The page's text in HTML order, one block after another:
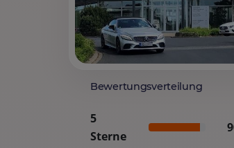
Bewertungsverteilung
5
Sterne